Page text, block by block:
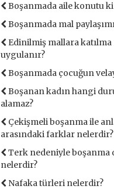
Boşanmada aile konutu
Boşanmada mal
Edinilmiş mallara katılma
uygulanır?
Boşanmada çocuğun
Boşanan kadın hangi
alamaz?
Çekişmeli boşanma ile
arasındaki farklar nelerdir?
Terk nedeniyle boşanma
nelerdir?
Nafaka türleri nelerdir?